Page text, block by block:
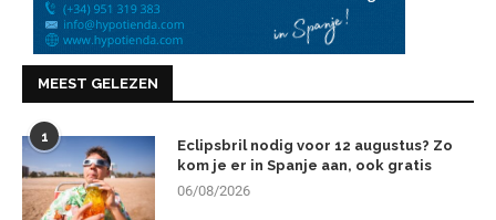
MEEST GELEZEN
1
Eclipsbril nodig voor 12 augustus? Zo
kom je er in Spanje aan, ook gratis
06/08/2026